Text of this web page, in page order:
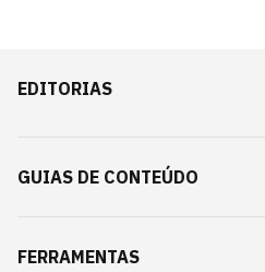
EDITORIAS
GUIAS DE CONTEÚDO
FERRAMENTAS